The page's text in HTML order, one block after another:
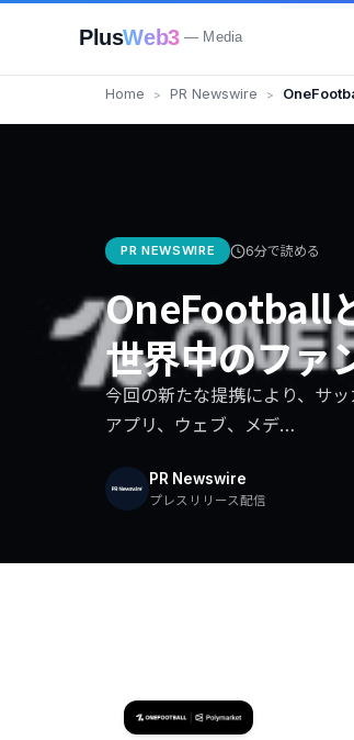
PlusWeb3 — Media
Home PR Newswire
PR NEWSWIRE 6分で読める
OneFootball
世界中のファ
今回の新たな提携により、サ
アプリ、ウェブ、メデ…
PR Newswire
プレスリリース配信